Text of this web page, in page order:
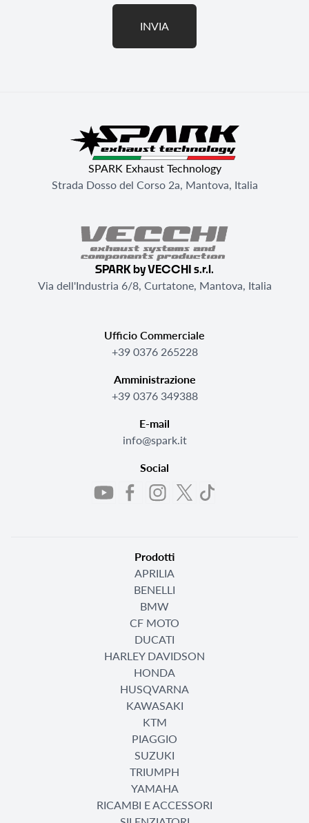
INVIA
SPARK Exhaust Technology
Strada Dosso del Corso 2a, Mantova, Italia
SPARK by VECCHI s.r.l.
Via dell'Industria 6/8, Curtatone, Mantova, Italia
Ufficio Commerciale
+39 0376 265228
Amministrazione
+39 0376 349388
E-mail
info@spark.it
Social
Prodotti
APRILIA
BENELLI
BMW
CF MOTO
DUCATI
HARLEY DAVIDSON
HONDA
HUSQVARNA
KAWASAKI
KTM
PIAGGIO
SUZUKI
TRIUMPH
YAMAHA
RICAMBI E ACCESSORI